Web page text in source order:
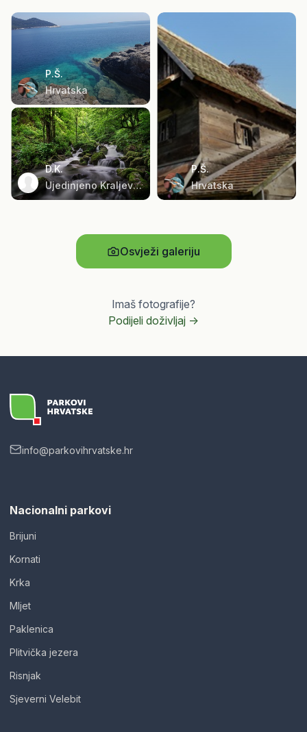
P.Š.
Hrvatska
D.K.
Ujedinjeno Kraljevstvo
P.Š.
Hrvatska
Osvježi galeriju
Imaš fotografije?
Podijeli doživljaj ->
info@parkovihrvatske.hr
Nacionalni parkovi
Brijuni
Kornati
Krka
Mljet
Paklenica
Plitvička jezera
Risnjak
Sjeverni Velebit